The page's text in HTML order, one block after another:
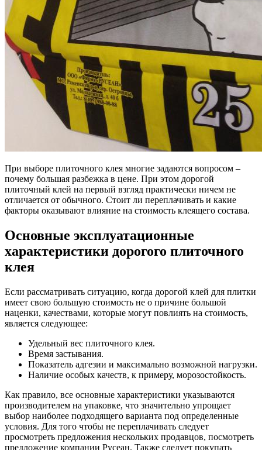
При выборе плиточного клея многие задаются вопросом –
почему большая разбежка в цене. При этом дорогой
плиточный клей на первый взгляд практически ничем не
отличается от обычного. Стоит ли переплачивать и какие
факторы оказывают влияние на стоимость клеящего состава.
Основные эксплуатационные
характеристики дорогого плиточного
клея
Если рассматривать ситуацию, когда дорогой клей для плитки
имеет свою большую стоимость не о причине большой
наценки, качествами, которые могут повлиять на стоимость,
является следующее:
Удельный вес плиточного клея.
Время застывания.
Показатель адгезии и максимально возможной нагрузки.
Наличие особых качеств, к примеру, морозостойкость.
Как правило, все основные характеристики указываются
производителем на упаковке, что значительно упрощает
выбор наиболее подходящего варианта под определенные
условия. Для того чтобы не переплачивать следует
просмотреть предложения нескольких продавцов, посмотреть
предложение компании Русеан. Также следует покупать